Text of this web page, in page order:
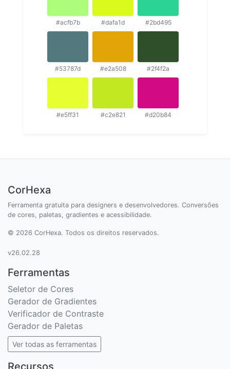
#acfb7b #dafa1d #2bd495
#53787d #e2a508 #2f4f2a
#e5ff31 #c2e821 #d20b84
CorHexa
Ferramenta gratuita para designers e desenvolvedores. Conversões
de cores, paletas, gradientes e acessibilidade.
© 2026 CorHexa. Todos os direitos reservados.
v26.02.28
Ferramentas
Seletor de Cores
Gerador de Gradientes
Verificador de Contraste
Gerador de Paletas
Ver todas as ferramentas
Recursos